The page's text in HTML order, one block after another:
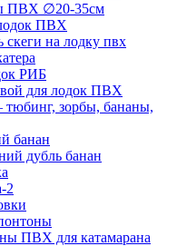
ПВХ ∅20-35см
ПВХ
скеги на лодку пвх
РИБ
для лодок ПВХ
зорбы, бананы,
банан
дубль банан
2
ПВХ для катамарана